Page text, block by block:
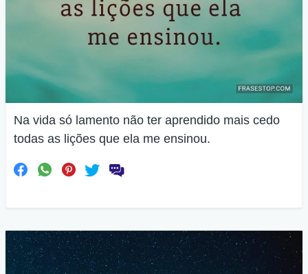
Na vida só lamento não ter aprendido mais cedo
todas as lições que ela me ensinou.